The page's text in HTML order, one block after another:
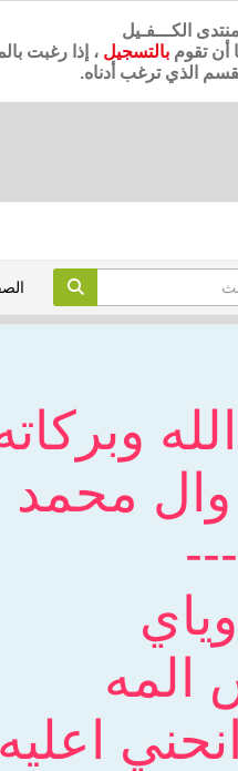
الكـــفـيل
أن تقوم بالتسجيل ، إذا رغبت
الذي ترغب أدناه.
محمد
المه